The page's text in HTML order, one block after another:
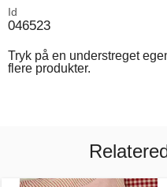
Id
046523
Tryk på en understreget
flere produkter.